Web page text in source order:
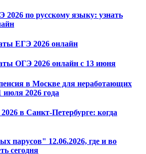
2026 по русскому языку: узнать
ЕГЭ 2026 онлайн
ОГЭ 2026 онлайн с 13 июня
в Москве для неработающих
июля 2026 года
в Санкт-Петербурге: когда
парусов" 12.06.2026, где и во
сегодня